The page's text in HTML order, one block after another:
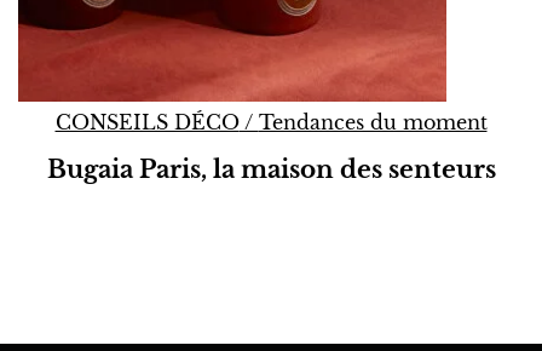
CONSEILS DÉCO/ Tendances du moment
Bugaia Paris, la maison des senteurs